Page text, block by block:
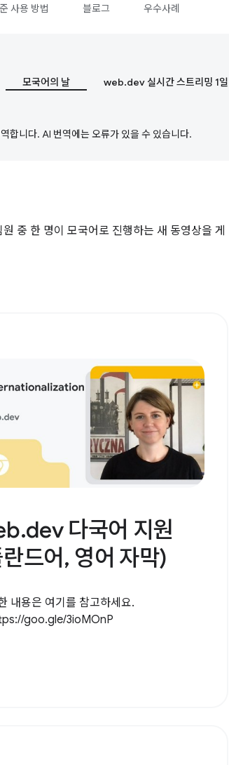
사용 방법 블로그 우수사례
모국어의 날 web.dev 실시간 스트리밍 1
합니다. AI 번역에는 오류가 있을 수 있습니다.
중 한 명이 모국어로 진행하는 새 동영상을 게
다국어 지원
드어, 영어 자막)
내용은 여기를 참고하세요.
goo.gle/3ioMOnP